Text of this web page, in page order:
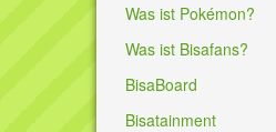
Was ist Pokémon?
Was ist Bisafans?
BisaBoard
Bisatainment